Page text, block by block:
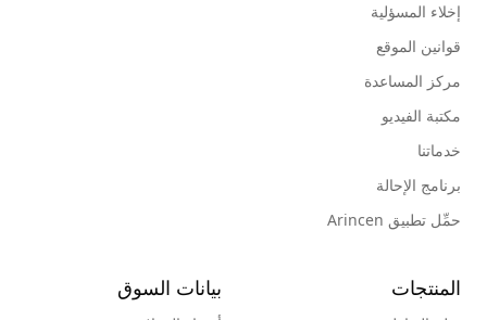
إخلاء المسؤلية
قوانين الموقع
مركز المساعدة
مكتبة الفيديو
خدماتنا
برنامج الإحالة
حمِّل تطبيق Arincen
المنتجات بيانات السوق